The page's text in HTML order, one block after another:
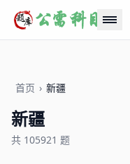
首页 › 新疆
新疆
共 105921 题